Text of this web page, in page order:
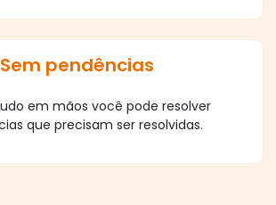
Sem pendências
em mãos você pode resolver
que precisam ser resolvidas.